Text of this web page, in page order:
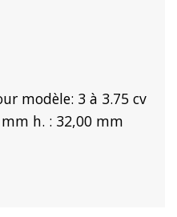
modèle: 3 à 3.75 cv
h. : 32,00 mm